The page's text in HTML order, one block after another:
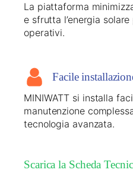
La piattaforma
e sfrutta l’energia
operativi.
Facile
MINIWATT si installa
manutenzione
tecnologia avanzata.
Scarica la Scheda